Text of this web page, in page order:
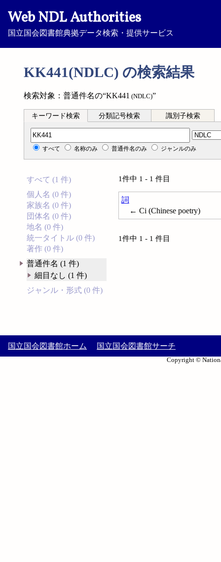
Web NDL Authorities
国立国会図書館典拠データ検索・提供サービス
KK441(NDLC) の検索結果
検索対象：普通件名の“KK441 (NDLC)”
キーワード検索 分類記号検索 識別子検索
分類記号検索
すべて 名称のみ 普通件名のみ ジャンルのみ
すべて (1 件)
個人名 (0 件)
家族名 (0 件)
団体名 (0 件)
地名 (0 件)
統一タイトル (0 件)
著作 (0 件)
普通件名 (1 件)
細目なし (1 件)
ジャンル・形式 (0 件)
1件中 1 - 1 件目
詞
← Ci (Chinese poetry)
1件中 1 - 1 件目
国立国会図書館ホーム 国立国会図書館サーチ
Copyright ©